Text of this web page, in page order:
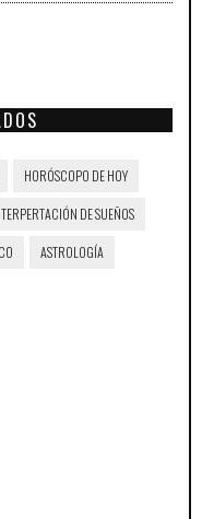
HORÓSCOPO DE HOY
DE SUEÑOS
ASTROLOGÍA